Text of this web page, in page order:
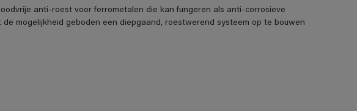
anti-roest voor ferrometalen die kan fungeren als anti-corrosieve
mogelijkheid geboden een diepgaand, roestwerend systeem op te bouwen